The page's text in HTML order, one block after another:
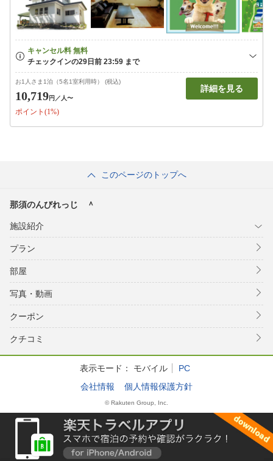
お1人さま1泊（5名1室利用時） (税込)
10,719円 ／人〜
ポイント(1%)
詳細を見る
このページのトップへ
那須のんびれっじ ＾
施設紹介
プラン
部屋
写真・動画
クーポン
クチコミ
表示モード： モバイル
PC
会社情報
個人情報保護方針
© Rakuten Group, Inc.